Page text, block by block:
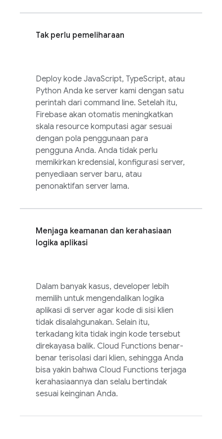
Tak perlu pemeliharaan
Deploy kode JavaScript, TypeScript, atau
Python Anda ke server kami dengan satu
perintah dari command line. Setelah itu,
Firebase akan otomatis meningkatkan
skala resource komputasi agar sesuai
dengan pola penggunaan para
pengguna Anda. Anda tidak perlu
memikirkan kredensial, konfigurasi server,
penyediaan server baru, atau
penonaktifan server lama.
Menjaga keamanan dan kerahasiaan
logika aplikasi
Dalam banyak kasus, developer lebih
memilih untuk mengendalikan logika
aplikasi di server agar kode di sisi klien
tidak disalahgunakan. Selain itu,
terkadang kita tidak ingin kode tersebut
direkayasa balik. Cloud Functions benar-
benar terisolasi dari klien, sehingga Anda
bisa yakin bahwa Cloud Functions terjaga
kerahasiaannya dan selalu bertindak
sesuai keinginan Anda.